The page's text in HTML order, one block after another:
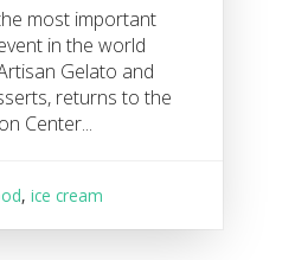
most important
in the world
Gelato and
returns to the
Center...
,ice cream